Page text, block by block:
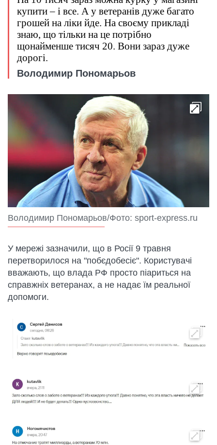
купити – і все. А у ветеранів дуже багато
грошей на ліки йде. На своєму прикладі
знаю, що тільки на це потрібно
щонайменше тисяч 20. Вони зараз дуже
дорогі.
Володимир Пономарьов
Володимир Пономарьов/Фото: sport-express.ru
У мережі зазначили, що в Росії 9 травня
перетворилося на "побєдобесіє". Користувачі
вважають, що влада РФ просто піариться на
справжніх ветеранах, а не надає їм реальної
допомоги.